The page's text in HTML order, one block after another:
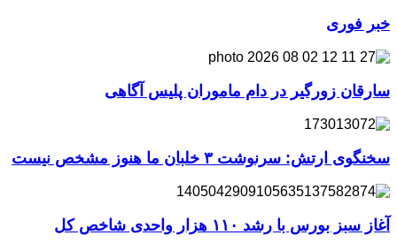
خبر فوری
سارقان زورگیر در دام ماموران پلیس آگاهی
سخنگوی ارتش: سرنوشت ۳ خلبان ما هنوز مشخص نیست
آغاز سبز بورس با رشد ۱۱۰ هزار واحدی شاخص کل